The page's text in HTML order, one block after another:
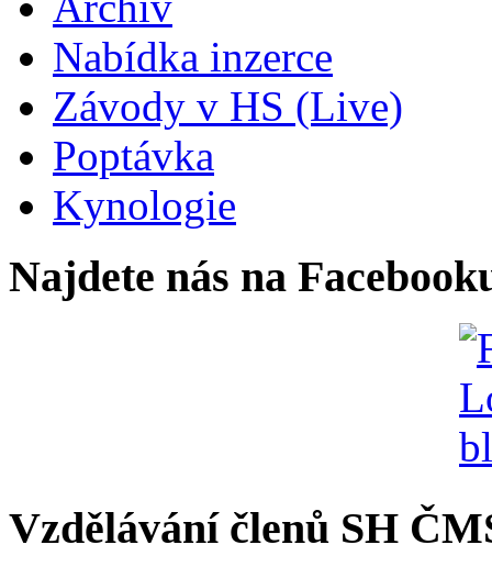
Nabídka inzerce
Závody v HS (Live)
Poptávka
Kynologie
Najdete nás na
Vzdělávání členů SH